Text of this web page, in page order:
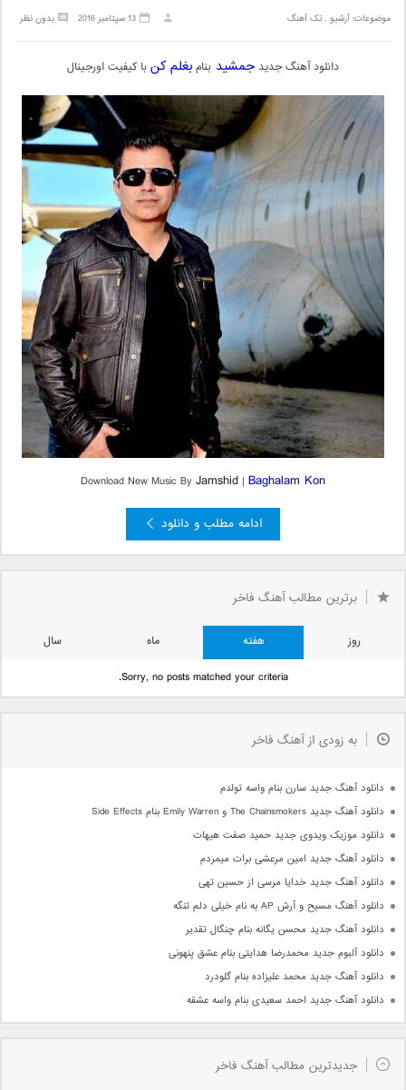
موضوعات:آرشیو ,تک آهنگ بدون نظر 13 سپتامبر 2016
دانلود آهنگ جدید جمشید بنامبغلم کنبا کیفیت اورجینال
Download New Music ByJamshid | Baghalam Kon
ادامه مطلب و دانلود
برترین مطالب آهنگ فاخر
روز هفته ماه
سال
Sorry, no posts matched your criteria.
به زودی از آهنگ فاخر
دانلود آهنگ جدید سارن بنام واسه تولدم
دانلود آهنگ جدید The Chainsmokers و Emily Warren بنام Side Effects
دانلود موزیک ویدوی جدید حمید صفت هیهات
دانلود آهنگ جدید امین مرعشی برات میمردم
دانلود آهنگ جدید خدایا مرسی از حسین تهی
دانلود آهنگ مسیح و آرش AP به نام خیلی دلم تنگه
دانلود آهنگ جدید محسن یگانه بنام چنگال تقدیر
دانلود آلبوم جدید محمدرضا هدایتی بنام عشق پنهونی
دانلود آهنگ جدید محمد علیزاده بنام گلودرد
دانلود آهنگ جدید احمد سعیدی بنام واسه عشقه
جدیدترین مطالب آهنگ فاخر